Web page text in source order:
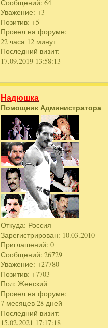
Сообщений: 64
Уважение: +3
Позитив: +5
Провел на форуме:
22 часа 12 минут
Последний визит:
17.09.2019 13:58:13
Надюшка
Помощник Администратора
Откуда: Россия
Зарегистрирован: 10.03.2010
Приглашений: 0
Сообщений: 26729
Уважение: +27780
Позитив: +7703
Пол: Женский
Провел на форуме:
7 месяцев 28 дней
Последний визит:
15.02.2021 17:17:18